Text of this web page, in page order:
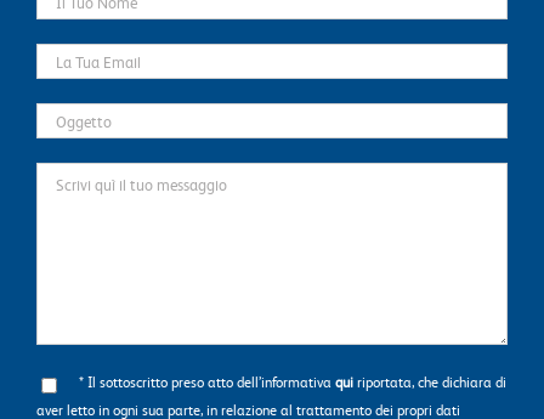
* Il sottoscritto preso atto dell’informativa quiriportata, che dichiara di
aver letto in ogni sua parte, in relazione al trattamento dei propri dati